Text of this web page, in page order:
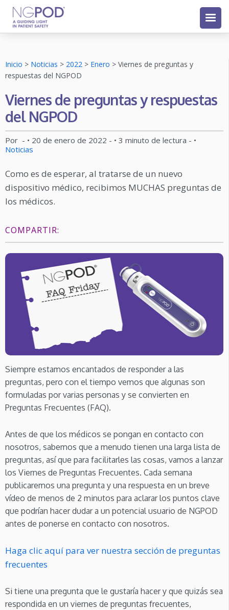
Inicio > Noticias > 2022 > Enero > Viernes de preguntas y
respuestas del NGPOD
Viernes de preguntas y respuestas
del NGPOD
Por - • 20 de enero de 2022 - • 3 minuto de lectura - •
Noticias
Como es de esperar, al tratarse de un nuevo
dispositivo médico, recibimos MUCHAS preguntas de
los médicos.
COMPARTIR:
Siempre estamos encantados de responder a las
preguntas, pero con el tiempo vemos que algunas son
formuladas por varias personas y se convierten en
Preguntas Frecuentes (FAQ).
Antes de que los médicos se pongan en contacto con
nosotros, sabemos que a menudo tienen una larga lista de
preguntas, así que para facilitarles las cosas, vamos a lanzar
los Viernes de Preguntas Frecuentes. Cada semana
publicaremos una pregunta y una respuesta en un breve
vídeo de menos de 2 minutos para aclarar los puntos clave
que podrían hacer dudar a un potencial usuario de NGPOD
antes de ponerse en contacto con nosotros.
Haga clic aquí para ver nuestra sección de preguntas
frecuentes
Si tiene una pregunta que le gustaría hacer y que quizás sea
respondida en un viernes de preguntas frecuentes,